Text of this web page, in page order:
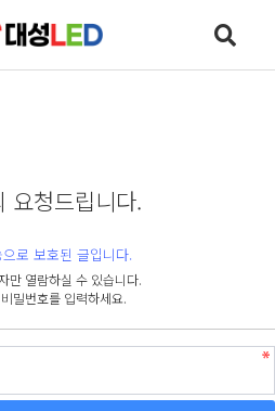
요청드립니다.
로 보호된 글입니다.
만 열람하실 수 있습니다.
밀번호를 입력하세요.